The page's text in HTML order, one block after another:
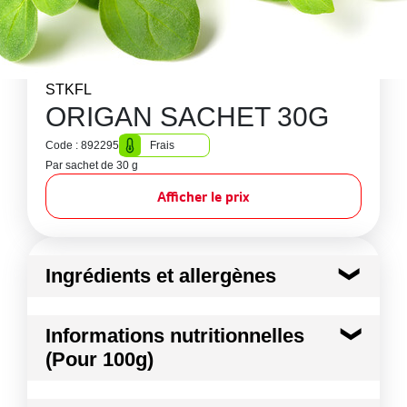
STKFL
ORIGAN SACHET 30G
Code : 892295
Frais
Par sachet de 30 g
Afficher le prix
Ingrédients et allergènes
ORIGAN
Conformément aux informations transmises
Informations nutritionnelles
(Pour 100g)